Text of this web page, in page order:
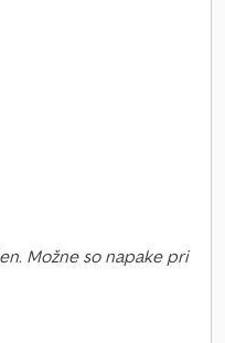
Možne so napake pri